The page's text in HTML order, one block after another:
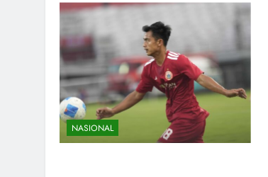
NASIONAL